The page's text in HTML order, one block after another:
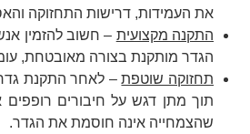
את העמידות, דרישות התחזוקה
התקנה מקצועית – חשוב להזמין
הגדר מותקנת בצורה מאובטחת,
תחזוקה שוטפת– לאחר התקנת גדר
תוך מתן דגש על חיבורים רופפים
שהצמחייה אינה חוסמת את הגדר.